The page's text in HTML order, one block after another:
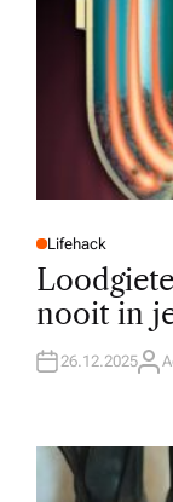
P
O
T
E
D
N
Lifehack
nooit in
26.12.2025A
R